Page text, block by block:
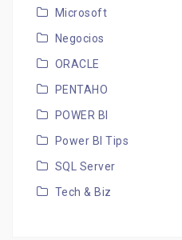
Microsoft
Negocios
ORACLE
PENTAHO
POWER BI
Power BI Tips
SQL Server
Tech & Biz